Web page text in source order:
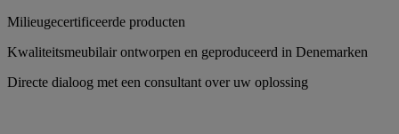
Ga
inhoud
Milieugecertificeerde producten
Kwaliteitsmeubilair ontworpen en geproduceerd in Denemarken
Directe dialoog met een consultant over uw oplossing